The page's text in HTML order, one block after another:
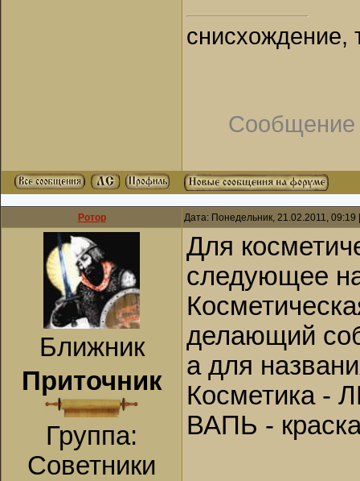
снисхождение,
Сообщение
Ротор Дата: Понедельник, 21.02.2011,
Ближник
Приточник
Группа:
Советники
Для
следующее
делающий
а для
Косметика -
ВАПЬ -